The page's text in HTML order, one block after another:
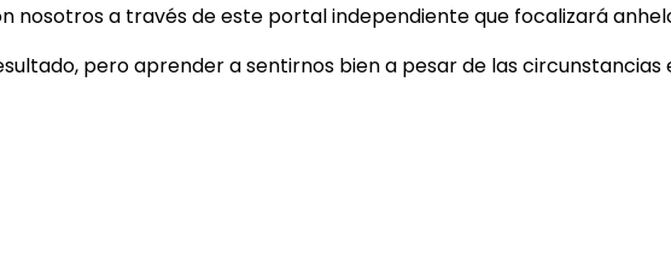
nosotros a través de este portal independiente que focalizará
pero aprender a sentirnos bien a pesar de las